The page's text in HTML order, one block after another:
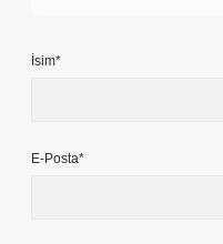
İsim*
E-Posta*